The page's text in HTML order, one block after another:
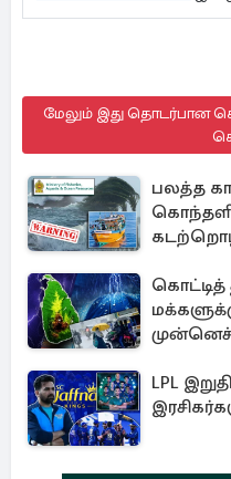
மேலும் இது தொடர்பான
பலத்த
LPL